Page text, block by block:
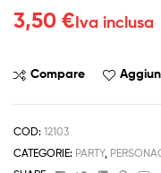
3,50 €Iva inclusa
Compare
COD: 12103
CATEGORIE: PARTY,